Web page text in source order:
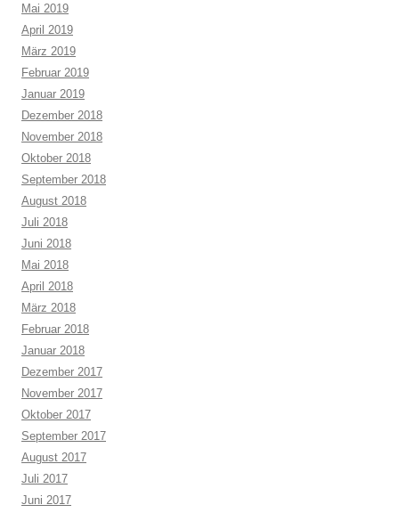
Mai 2019
April 2019
März 2019
Februar 2019
Januar 2019
Dezember 2018
November 2018
Oktober 2018
September 2018
August 2018
Juli 2018
Juni 2018
Mai 2018
April 2018
März 2018
Februar 2018
Januar 2018
Dezember 2017
November 2017
Oktober 2017
September 2017
August 2017
Juli 2017
Juni 2017